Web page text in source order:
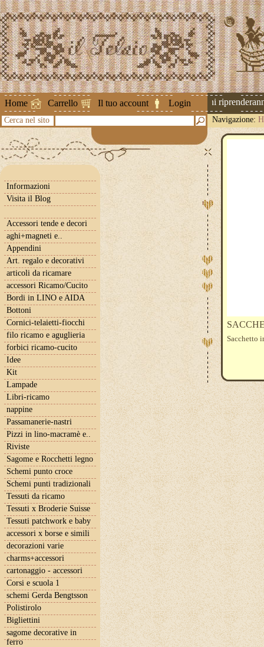
Home Carrello Il tuo account Login
Attenzione ! Le spedizioni riprenderanno
Cerca nel sito Navigazione:
Informazioni
Visita il Blog
Accessori tende e decori
aghi+magneti e..
Appendini
Art. regalo e decorativi
articoli da ricamare
accessori Ricamo/Cucito
Bordi in LINO e AIDA
Bottoni
Cornici-telaietti-fiocchi
filo ricamo e aguglieria
forbici ricamo-cucito
Idee
Kit
Lampade
Libri-ricamo
nappine
Passamanerie-nastri
Pizzi in lino-macramè e..
Riviste
Sagome e Rocchetti legno
Schemi punto croce
Schemi punti tradizionali
Tessuti da ricamo
Tessuti x Broderie Suisse
Tessuti patchwork e baby
accessori x borse e simili
decorazioni varie
charms+accessori
cartonaggio - accessori
Corsi e scuola 1
schemi Gerda Bengtsson
Polistirolo
Bigliettini
sagome decorative in
ferro
Sacchetto